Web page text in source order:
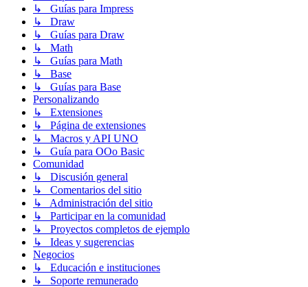
↳ Guías para Impress
↳ Draw
↳ Guías para Draw
↳ Math
↳ Guías para Math
↳ Base
↳ Guías para Base
Personalizando
↳ Extensiones
↳ Página de extensiones
↳ Macros y API UNO
↳ Guía para OOo Basic
Comunidad
↳ Discusión general
↳ Comentarios del sitio
↳ Administración del sitio
↳ Participar en la comunidad
↳ Proyectos completos de ejemplo
↳ Ideas y sugerencias
Negocios
↳ Educación e instituciones
↳ Soporte remunerado